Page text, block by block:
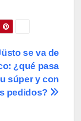
se va de
¿qué pasa
súper y con
pedidos?